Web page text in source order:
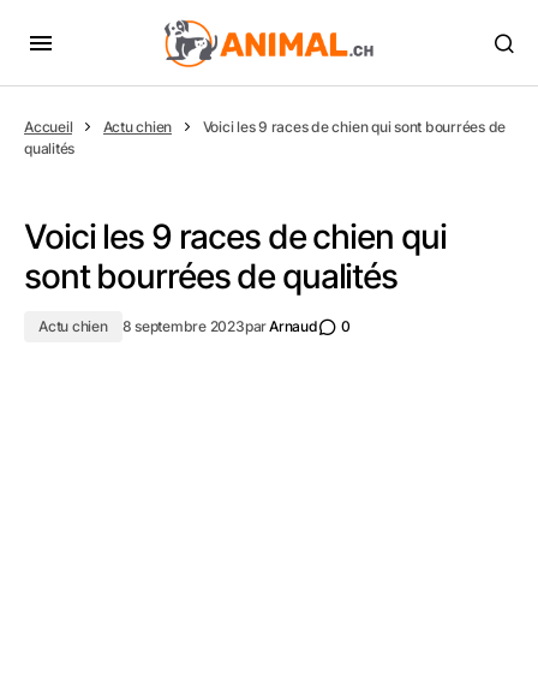
Accueil Actu chien
Voici les 9 races de chien qui sont bourrées de
qualités
Voici les 9 races de chien qui
sont bourrées de qualités
Actu chien 8 septembre 2023parArnaud 0